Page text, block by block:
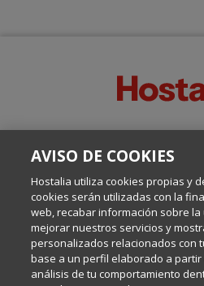
Escrito por el equipo de
Internet y
Política de
AVISO DE COOKIES
Hostalia utiliza cookies propias y
cookies serán utilizadas con la
web, recabar información sobre la
mejorar nuestros servicios y
personalizados relacionados con
base a un perfil elaborado a partir
análisis de tu comportamiento